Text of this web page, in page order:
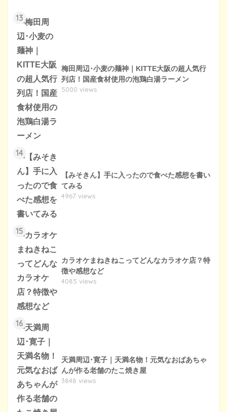
13
梅田周辺･小麦の麺神｜KITTE大阪の超人気行
列店！国産食材使用の泡鶏白湯ラーメン
5000 views
14
【みそきん】手に入ったので食べた感想を書い
てみる
4967 views
15
カラオケまねきねこってどんなカラオケ店？特
徴や感想など
4085 views
16
天満周辺･寛子｜天満名物！元気なおばあちゃ
んが作る老舗のたこ焼き屋
3848 views